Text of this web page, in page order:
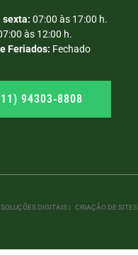
sexta: 07:00 às 17:00 h.
às 12:00 h.
Feriados: Fechado
94303‑8808
DIGITAIS | CRIAÇÃO DE SITES